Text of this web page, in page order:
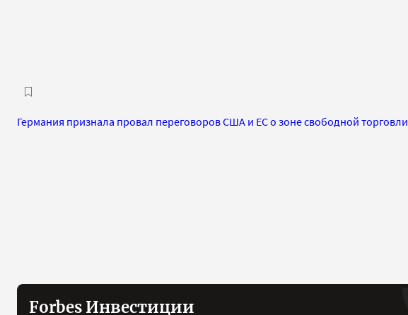
Германия признала провал переговоров США и ЕС о зоне свободной торговли
Forbes Инвестиции